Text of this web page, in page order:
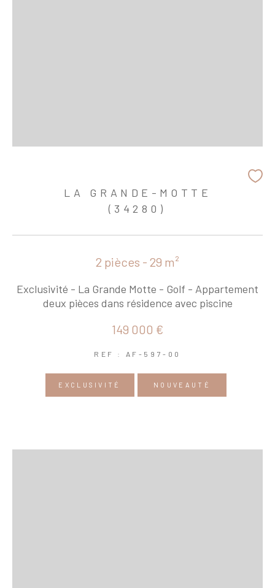
LA GRANDE-MOTTE
(34280)
2 pièces - 29 m²
Exclusivité - La Grande Motte - Golf - Appartement
deux pièces dans résidence avec piscine
149 000 €
REF : AF-597-00
EXCLUSIVITÉ NOUVEAUTÉ